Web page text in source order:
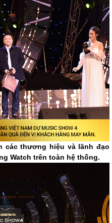
các thương hiệu và lãnh đạo
Watch trên toàn hệ thống.